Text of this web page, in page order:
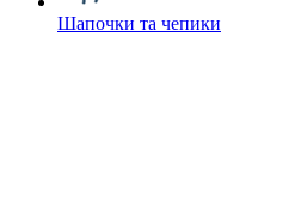
Шапочки та чепики